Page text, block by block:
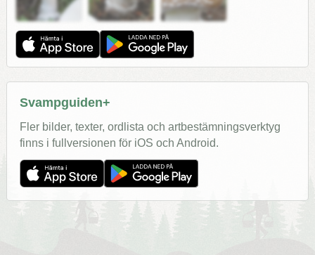
Svampguiden+
Fler bilder, texter, ordlista och artbestämningsverktyg
finns i fullversionen för iOS och Android.